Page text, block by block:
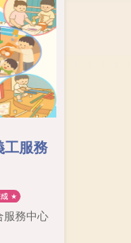
工服務
服務中心